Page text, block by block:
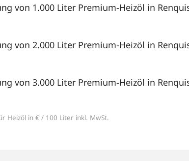
von 1.000 Liter Premium-Heizöl in
von 2.000 Liter Premium-Heizöl in
von 3.000 Liter Premium-Heizöl in
Heizöl in € / 100 Liter inkl. MwSt.